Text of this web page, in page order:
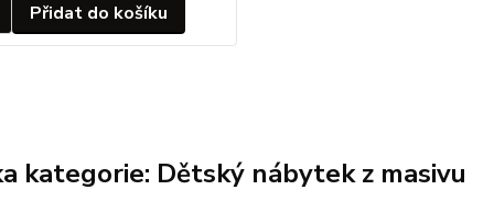
Přidat do košíku
kategorie: Dětský nábytek z masivu